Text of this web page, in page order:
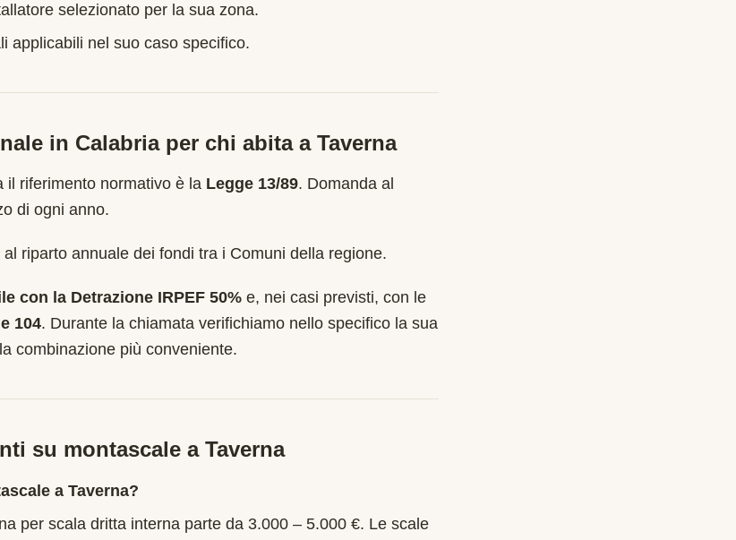
selezionato per la sua zona.
applicabili nel suo caso specifico.
in Calabriaper chi abita a Taverna
il riferimento normativo è la Legge 13/89. Domanda al
di ogni anno.
riparto annuale dei fondi tra i Comuni della regione.
con la Detrazione IRPEF 50% e, nei casi previsti, con le
104. Durante la chiamata verifichiamo nello specifico la sua
combinazione più conveniente.
su montascale a Taverna
a Taverna?
per scala dritta interna parte da 3.000 – 5.000 €. Le scale